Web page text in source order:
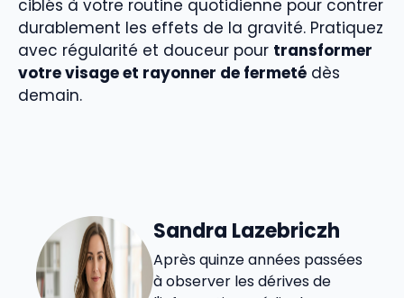
ciblés à votre routine quotidienne pour contrer
durablement les effets de la gravité. Pratiquez
avec régularité et douceur pour transformer
votre visage et rayonner de fermeté dès
demain.
Sandra Lazebriczh
Après quinze années passées
à observer les dérives de